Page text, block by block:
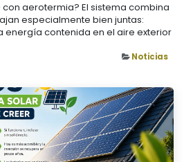
aerotermia? El sistema combina
especialmente bien juntas:
energía contenida en el aire exterior
Noticias